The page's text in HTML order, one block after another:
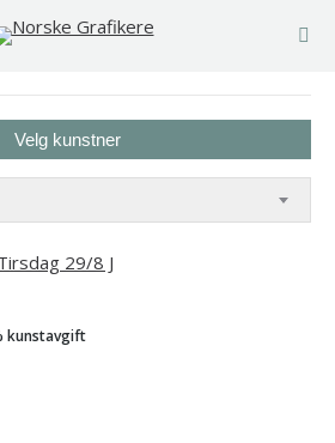
Velg kunstner
kunstavgift